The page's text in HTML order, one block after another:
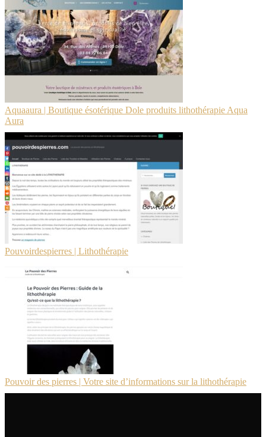
Aquaaura | Boutique ésotérique Dole produits lit­hothéra­pie Aqua
Aura
Pou­voir­despier­res | Lit­hothéra­pie
Pouvoir des pierres | Votre site d’infor­ma­tions sur la lit­hothéra­pie